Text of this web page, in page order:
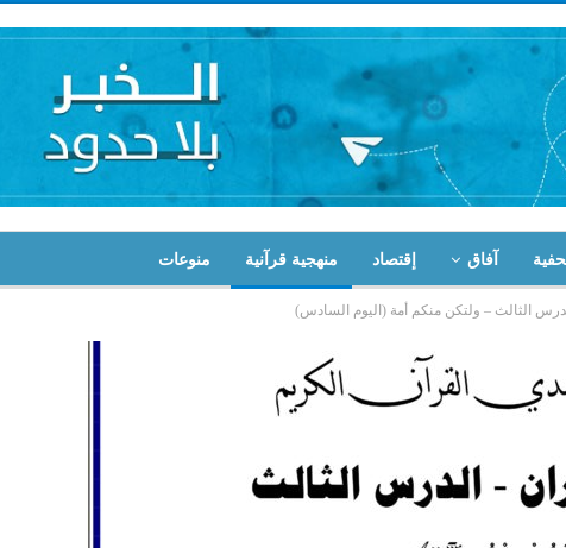
آفاق إقتصاد منهجية قرآنية منوعات
الثالث – ولتكن منكم أمة (اليوم السادس)